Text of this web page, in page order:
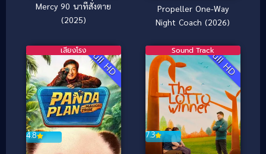
Mercy 90 นาทีสั่งตาย
(2025)
Propeller One-Way
Night Coach (2026)
Full HD
4.8
เสียงโรง Full HD
7.3
Sound Track